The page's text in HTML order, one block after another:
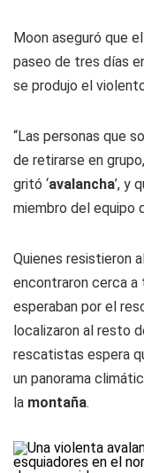
Moon aseguró que
paseo de tres días
se produjo el
“Las personas que
de retirarse en
gritó ‘avalancha’, y
miembro del equipo
Quienes resistieron
encontraron cerca
esperaban por el
localizaron al resto
rescatistas espera
un panorama
la montaña.